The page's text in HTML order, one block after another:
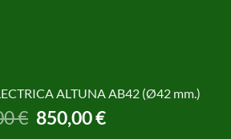
ALTUNA AB42 (Ø42 mm.)
€ El
precio
850,00€El